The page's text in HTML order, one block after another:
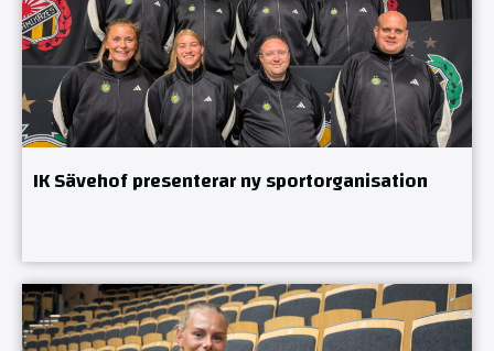
IK Sävehof presenterar ny sportorganisation